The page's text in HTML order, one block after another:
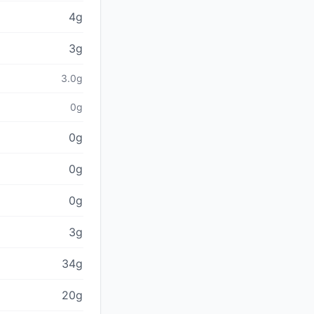
4g
3g
3.0g
0g
0g
0g
0g
3g
34g
20g